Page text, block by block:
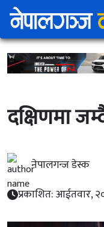
दक्षिणमा
नेपालगन्ज डेस्क
प्रकाशित: आईतवार,